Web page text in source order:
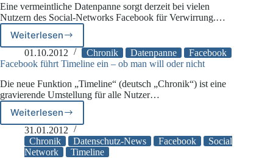
Eine vermeintliche Datenpanne sorgt derzeit bei vielen
Nutzern des Social-Networks Facebook für Verwirrung.…
Weiterlesen
Facebook:
Vermeintliche
Datenpanne
für
Verwirrung
01.10.2012 Chronik Datenpanne
Facebook
Facebook führt Timeline ein – ob man will oder nicht
Die neue Funktion „Timeline“ (deutsch „Chronik“) ist eine
gravierende Umstellung für alle Nutzer…
Weiterlesen
Facebook
führt
Timeline
ein
31.01.2012
Chronik
Datenschutz-News Facebook
Social
Network
Timeline